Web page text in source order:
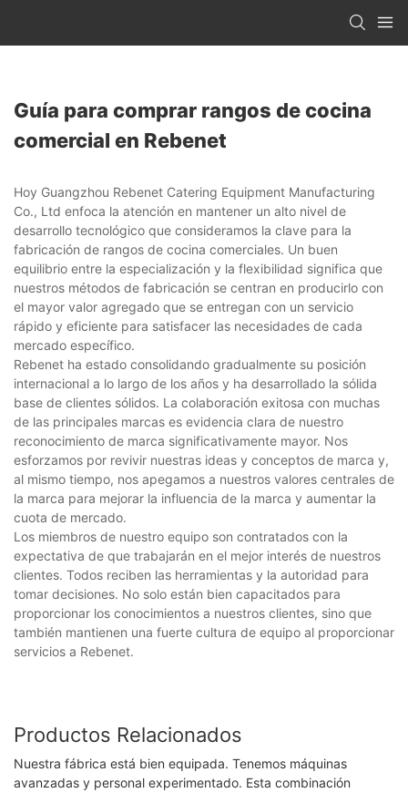
Guía para comprar rangos de cocina
comercial en Rebenet
Hoy Guangzhou Rebenet Catering Equipment Manufacturing
Co., Ltd enfoca la atención en mantener un alto nivel de
desarrollo tecnológico que consideramos la clave para la
fabricación de rangos de cocina comerciales. Un buen
equilibrio entre la especialización y la flexibilidad significa que
nuestros métodos de fabricación se centran en producirlo con
el mayor valor agregado que se entregan con un servicio
rápido y eficiente para satisfacer las necesidades de cada
mercado específico.
Rebenet ha estado consolidando gradualmente su posición
internacional a lo largo de los años y ha desarrollado la sólida
base de clientes sólidos. La colaboración exitosa con muchas
de las principales marcas es evidencia clara de nuestro
reconocimiento de marca significativamente mayor. Nos
esforzamos por revivir nuestras ideas y conceptos de marca y,
al mismo tiempo, nos apegamos a nuestros valores centrales de
la marca para mejorar la influencia de la marca y aumentar la
cuota de mercado.
Los miembros de nuestro equipo son contratados con la
expectativa de que trabajarán en el mejor interés de nuestros
clientes. Todos reciben las herramientas y la autoridad para
tomar decisiones. No solo están bien capacitados para
proporcionar los conocimientos a nuestros clientes, sino que
también mantienen una fuerte cultura de equipo al proporcionar
servicios a Rebenet.
Productos Relacionados
Nuestra fábrica está bien equipada. Tenemos máquinas
avanzadas y personal experimentado. Esta combinación